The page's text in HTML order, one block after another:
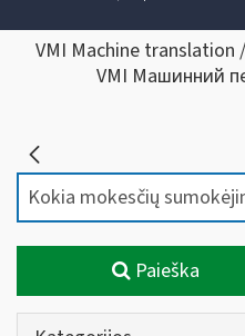
VMI Machine
VMI Машинний
Paieška